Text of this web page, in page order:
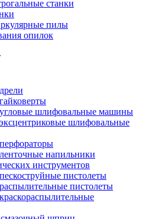
станки
пилы
опилок
шлифовальные машины
шлифовальные
напильники
инструментов
пистолеты
пистолеты